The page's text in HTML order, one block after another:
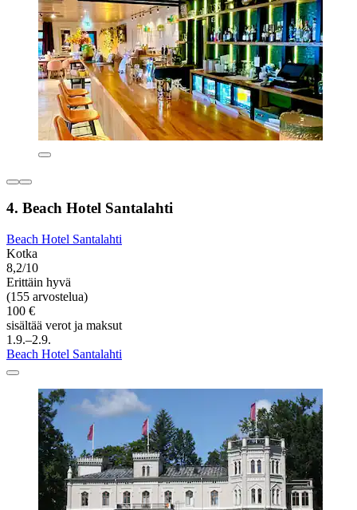
4. Beach Hotel Santalahti
Beach Hotel Santalahti
Kotka
8,2/10
Erittäin hyvä
(155 arvostelua)
100 €
sisältää verot ja maksut
1.9.–2.9.
Beach Hotel Santalahti